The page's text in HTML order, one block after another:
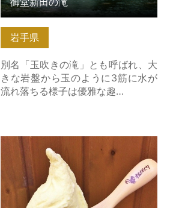
岩手県
別名「玉吹きの滝」とも呼ばれ、大
きな岩盤から玉のように3筋に水が
流れ落ちる様子は優雅な趣…
手づくりアイスクリーム牧舎 松ぼっ
くり の詳細はこちら